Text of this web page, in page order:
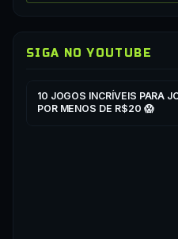
SIGA NO YOUTUBE
10 JOGOS INCRÍVEIS PARA
POR MENOS DE R$20 😱